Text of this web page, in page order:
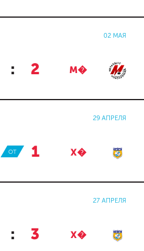
02 МАЯ
: 2 М�
29 АПРЕЛЯ
: 1 Х�
ОТ
27 АПРЕЛЯ
: 3 Х�